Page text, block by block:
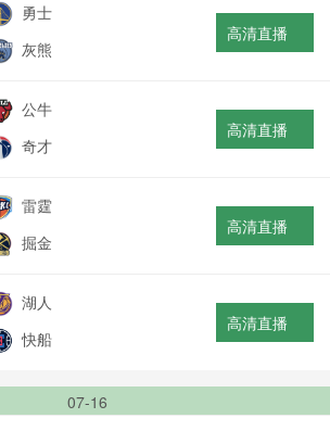
勇士
灰熊
高清直播
公牛
奇才
高清直播
雷霆
掘金
高清直播
湖人
快船
高清直播
07-16